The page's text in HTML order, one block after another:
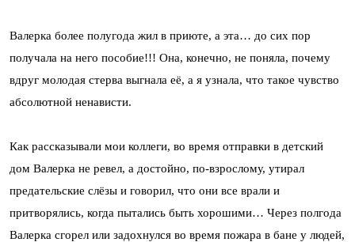
Валерка более полугода жил в приюте, а эта… до сих пор
получала на него пособие!!! Она, конечно, не поняла, почему
вдруг молодая стерва выгнала её, а я узнала, что такое чувство
абсолютной ненависти.
Как рассказывали мои коллеги, во время отправки в детский
дом Валерка не ревел, а достойно, по-взрослому, утирал
предательские слёзы и говорил, что они все врали и
притворялись, когда пытались быть хорошими… Через полгода
Валерка сгорел или задохнулся во время пожара в бане у людей,